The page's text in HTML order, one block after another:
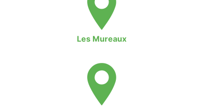
Les Mureaux